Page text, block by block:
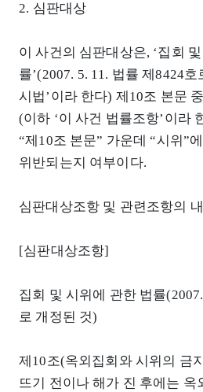
2. 심판대상
이 사건의 심판대상은, ‘집회
률’(2007. 5. 11. 법률 제8424호
시법’이라 한다) 제10조 본문
(이하 ‘이 사건 법률조항’이라
“제10조 본문” 가운데 “시위”
위반되는지 여부이다.
심판대상조항 및 관련조항의
[심판대상조항]
집회 및 시위에 관한 법률
로 개정된 것)
제10조(옥외집회와 시위의 금
뜨기 전이나 해가 진 후에는 옥